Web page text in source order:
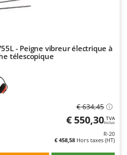
- Peigne vibreur électrique à
télescopique
€ 634,45
€ 550,30 TVA
Inclus
R-20
€ 458,58 Hors taxes (HT)